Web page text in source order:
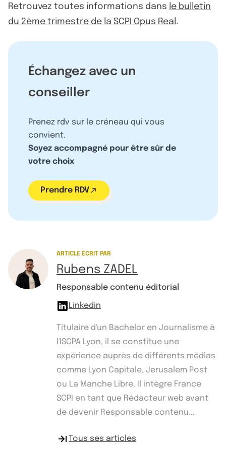
Retrouvez toutes informations dans le bulletin
du 2ème trimestre de la SCPI Opus Real .
Échangez avec un
conseiller
Prenez rdv sur le créneau qui vous
convient.
Soyez accompagné pour être sûr de
votre choix
Prendre RDV
ARTICLE ÉCRIT PAR
Rubens ZADEL
Responsable contenu éditorial
Linkedin
Titulaire d'un Bachelor en Journalisme à
l'ISCPA Lyon, il se constitue une
expérience auprès de différents médias
comme Lyon Capitale, Jerusalem Post
ou La Manche Libre. Il intègre France
SCPI en tant que Rédacteur web avant
de devenir Responsable contenu...
Tous ses articles